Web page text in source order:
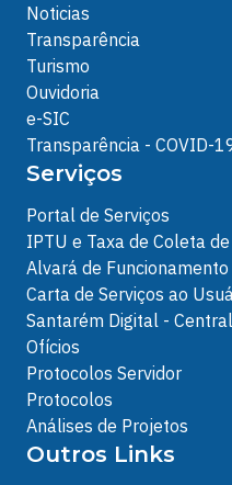
Noticias
Transparência
Turismo
Ouvidoria
e-SIC
Transparência - COVID-
Serviços
Portal de Serviços
IPTU e Taxa de Coleta de
Alvará de Funcionamento
Carta de Serviços ao
Santarém Digital -
Ofícios
Protocolos Servidor
Protocolos
Análises de Projetos
Outros Links